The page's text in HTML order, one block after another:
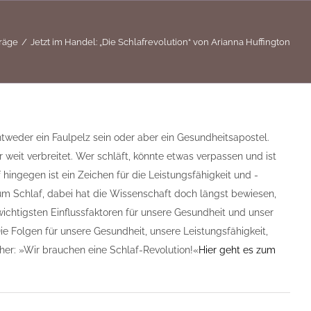
Jetzt im Handel: „Die Schlafrevolution“ von Arianna Huffington
ein Faulpelz sein oder aber ein Gesundheitsapostel.
verbreitet. Wer schläft, könnte etwas verpassen und ist
ist ein Zeichen für die Leistungsfähigkeit und -
Schlaf, dabei hat die Wissenschaft doch längst bewiesen,
Einflussfaktoren für unsere Gesundheit und unser
für unsere Gesundheit, unsere Leistungsfähigkeit,
»Wir brauchen eine Schlaf-Revolution!«Hier geht es zum